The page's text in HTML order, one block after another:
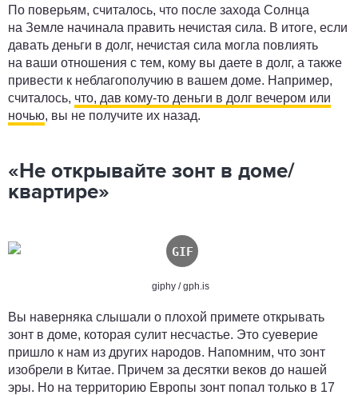
По поверьям, считалось, что после захода Солнца
на Земле начинала править нечистая сила. В итоге, если
давать деньги в долг, нечистая сила могла повлиять
на ваши отношения с тем, кому вы даете в долг, а также
привести к неблагополучию в вашем доме. Например,
считалось, что, дав кому-то деньги в долг вечером или
ночью, вы не получите их назад.
«Не открывайте зонт в доме/
квартире»
giphy / gph.is
Вы наверняка слышали о плохой примете открывать
зонт в доме, которая сулит несчастье. Это суеверие
пришло к нам из других народов. Напомним, что зонт
изобрели в Китае. Причем за десятки веков до нашей
эры. Но на территорию Европы зонт попал только в 17